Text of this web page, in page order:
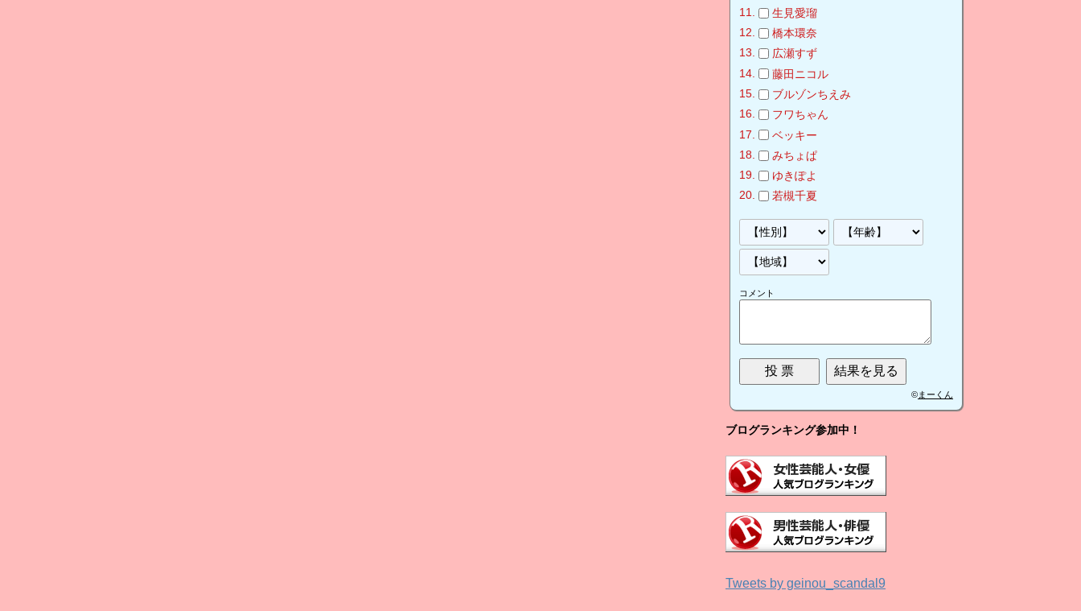
生見愛瑠
橋本環奈
広瀬すず
藤田ニコル
ブルゾンちえみ
フワちゃん
ベッキー
みちょぱ
ゆきぽよ
若槻千夏
コメント
©まーくん
ブログランキング参加中！
Tweets by geinou_scandal9